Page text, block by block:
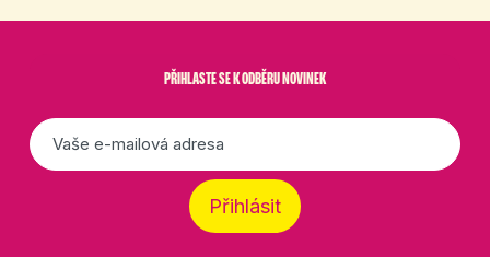
PŘIHLASTE SE K ODBĚRU NOVINEK
E-
mail
Přihlásit